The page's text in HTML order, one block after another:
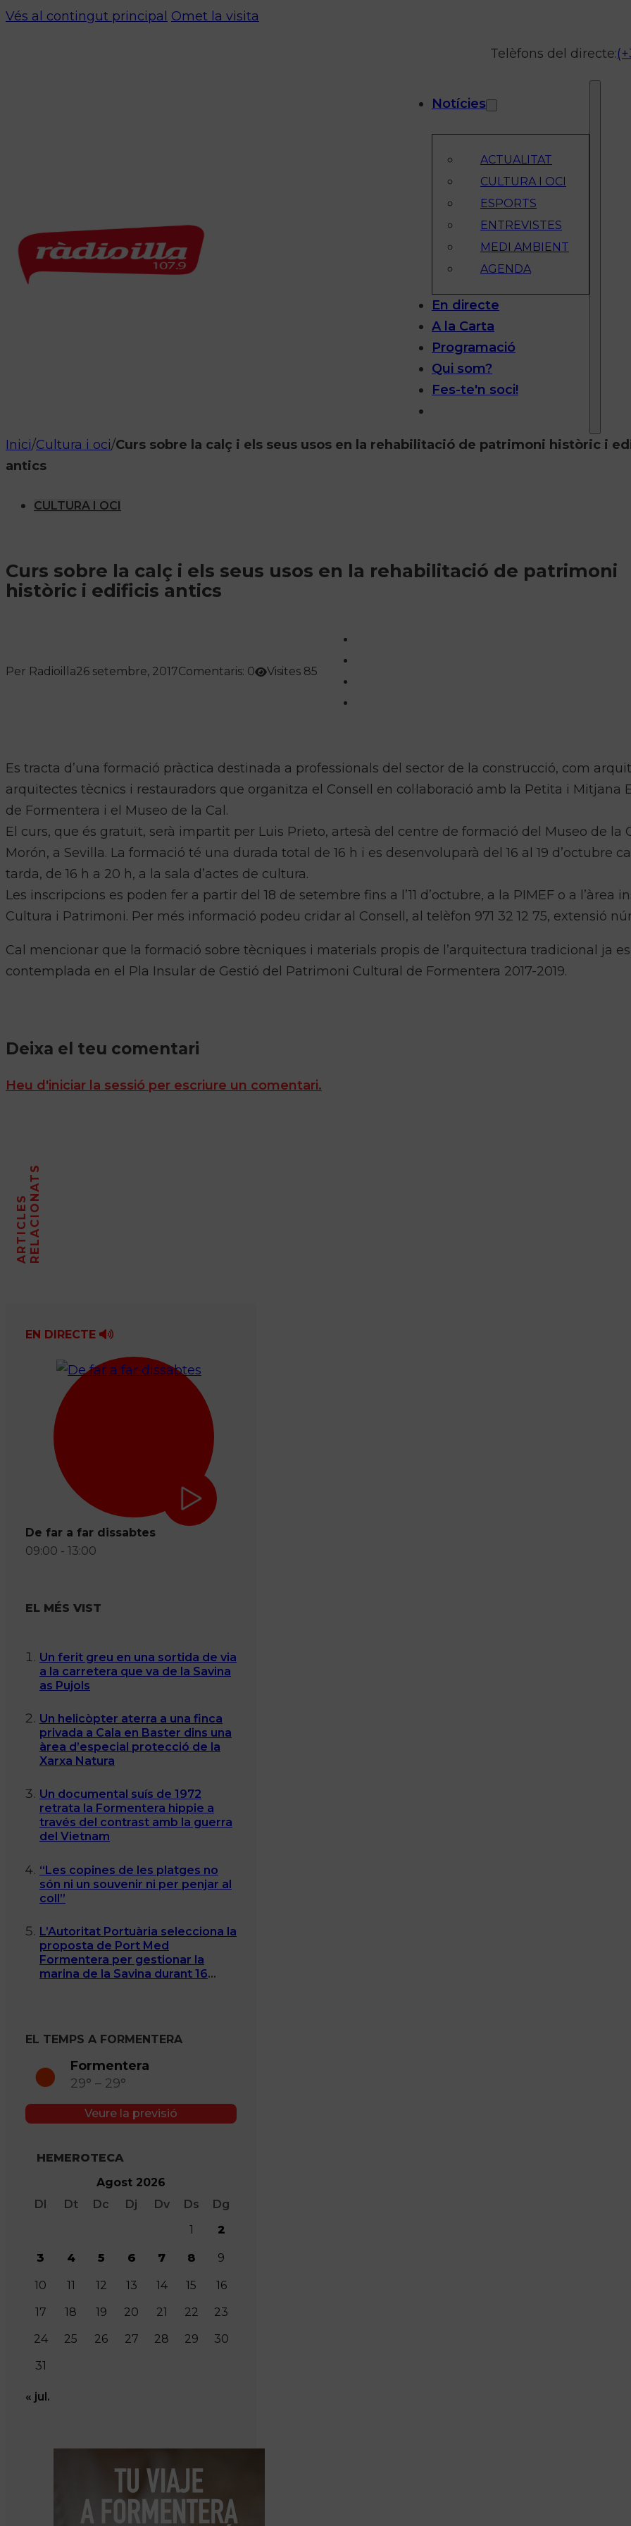
Vés al contingut principal Omet la visita
Telèfons del directe:
Notícies
ACTUALITAT
CULTURA I OCI
ESPORTS
ENTREVISTES
MEDI AMBIENT
AGENDA
En directe
A la Carta
Programació
Qui som?
Fes-te'n soci!
Inici/Cultura i oci/Curs sobre la calç i els seus usos en la rehabilitació de patrimoni històric i
antics
CULTURA I OCI
Curs sobre la calç i els seus usos en la rehabilitació de patrimoni
històric i edificis antics
Per Radioilla26 setembre, 2017Comentaris: 0 Visites 85
Es tracta d’una formació pràctica destinada a professionals del sector de la construcció, com
arquitectes tècnics i restauradors que organitza el Consell en col·laboració amb la Petita i Mitjana
de Formentera i el Museo de la Cal.
El curs, que és gratuït, serà impartit per Luis Prieto, artesà del centre de formació del Museo de la
Morón, a Sevilla. La formació té una durada total de 16 h i es desenvoluparà del 16 al 19 d’octubre
tarda, de 16 h a 20 h, a la sala d’actes de cultura.
Les inscripcions es poden fer a partir del 18 de setembre fins a l’11 d’octubre, a la PIMEF o a l’àrea
Cultura i Patrimoni. Per més informació podeu cridar al Consell, al telèfon 971 32 12 75, extensió
Cal mencionar que la formació sobre tècniques i materials propis de l’arquitectura tradicional ja
contemplada en el Pla Insular de Gestió del Patrimoni Cultural de Formentera 2017-2019.
Deixa el teu comentari
Heu d'iniciar la sessió per escriure un comentari.
A
R
T
I
C
L
E
S
R
E
L
A
C
I
O
N
A
TS
EN DIRECTE
De far a far dissabtes
09:00 - 13:00
EL MÉS VIST
Un ferit greu en una sortida de via
a la carretera que va de la Savina
as Pujols
Un helicòpter aterra a una finca
privada a Cala en Baster dins una
àrea d’especial protecció de la
Xarxa Natura
Un documental suís de 1972
retrata la Formentera hippie a
través del contrast amb la guerra
del Vietnam
“Les copines de les platges no
són ni un souvenir ni per penjar al
coll”
L’Autoritat Portuària selecciona la
proposta de Port Med
Formentera per gestionar la
marina de la Savina durant 16
EL TEMPS A FORMENTERA
Formentera
29° – 29°
Veure la previsió
HEMEROTECA
Agost 2026
Dl
Dt Dc Dj Dv Ds
Dg
1
2
3 4 5 6 7 8 9
10 11 12 13 14 15
16
17
18 19 20 21 22
23
24
25 26 27 28 29
30
31
« jul.